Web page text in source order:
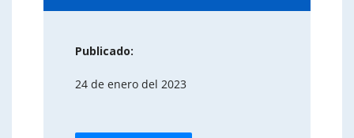
Publicado:
24 de enero del 2023